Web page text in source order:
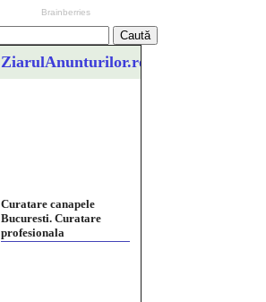
ZiarulAnunturilor.ro
Curatare canapele
Bucuresti. Curatare
profesionala